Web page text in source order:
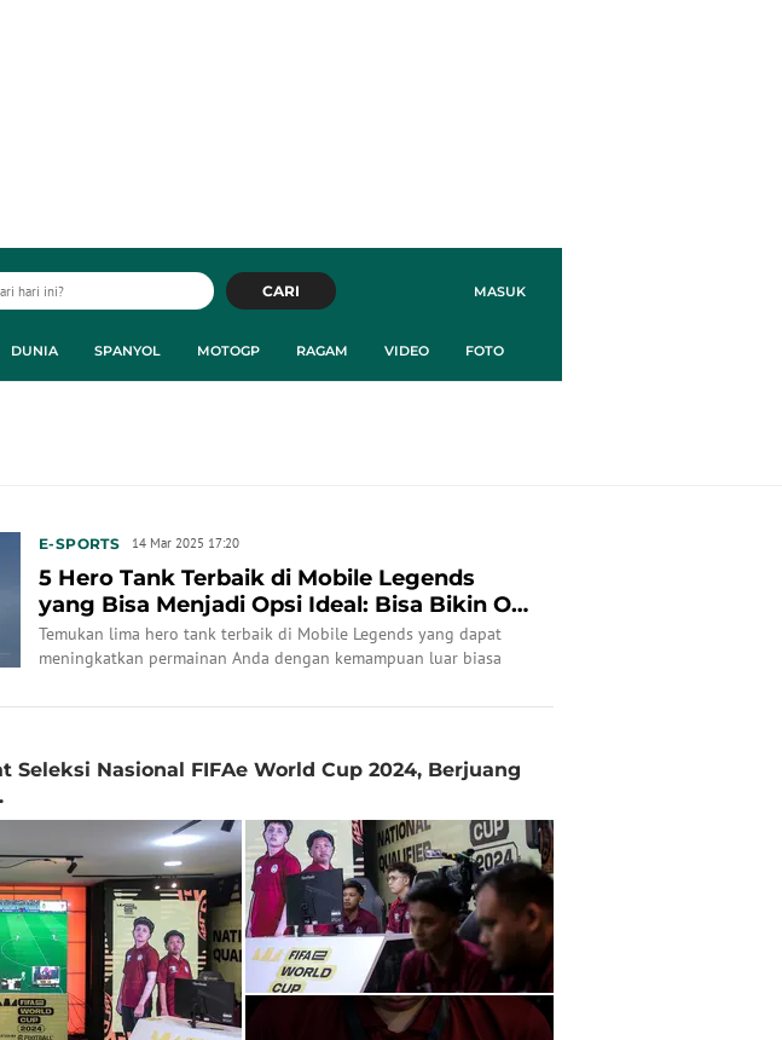
MASUK
CARI
DUNIA SPANYOL MOTOGP RAGAM VIDEO FOTO
E-SPORTS 14 Mar 2025 17:20
5 Hero Tank Terbaik di Mobile Legends
yang Bisa Menjadi Opsi Ideal: Bisa Bikin OP
Nih
Temukan lima hero tank terbaik di Mobile Legends yang dapat
meningkatkan permainan Anda dengan kemampuan luar biasa
Seleksi Nasional FIFAe World Cup 2024, Berjuang